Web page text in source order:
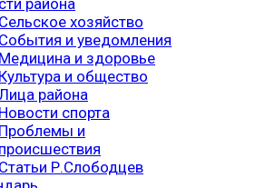
района
Сельское хозяйство
События и уведомления
Медицина и здоровье
Культура и общество
района
Новости спорта
Проблемы и
происшествия
Статьи Р.Слободцев